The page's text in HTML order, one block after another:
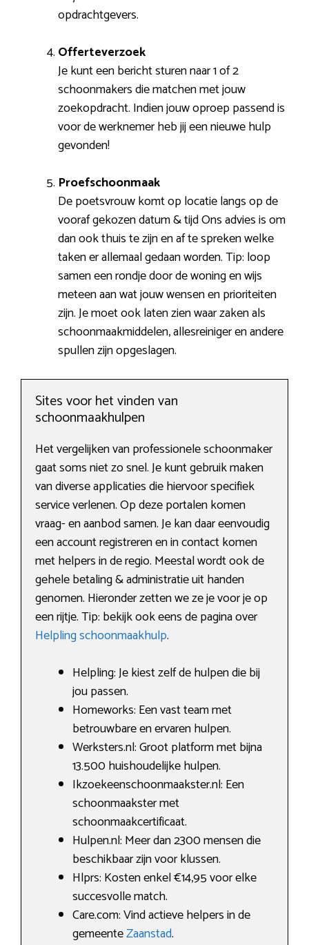
opdrachtgevers.
Offerteverzoek
Je kunt een bericht sturen naar 1 of 2
schoonmakers die matchen met jouw
zoekopdracht. Indien jouw oproep passend is
voor de werknemer heb jij een nieuwe hulp
gevonden!
Proefschoonmaak
De poetsvrouw komt op locatie langs op de
vooraf gekozen datum & tijd Ons advies is om
dan ook thuis te zijn en af te spreken welke
taken er allemaal gedaan worden. Tip: loop
samen een rondje door de woning en wijs
meteen aan wat jouw wensen en prioriteiten
zijn. Je moet ook laten zien waar zaken als
schoonmaakmiddelen, allesreiniger en andere
spullen zijn opgeslagen.
Sites voor het vinden van
schoonmaakhulpen
Het vergelijken van professionele schoonmaker
gaat soms niet zo snel. Je kunt gebruik maken
van diverse applicaties die hiervoor specifiek
service verlenen. Op deze portalen komen
vraag- en aanbod samen. Je kan daar eenvoudig
een account registreren en in contact komen
met helpers in de regio. Meestal wordt ook de
gehele betaling & administratie uit handen
genomen. Hieronder zetten we ze je voor je op
een rijtje. Tip: bekijk ook eens de pagina over
Helpling schoonmaakhulp.
Helpling: Je kiest zelf de hulpen die bij
jou passen.
Homeworks: Een vast team met
betrouwbare en ervaren hulpen.
Werksters.nl: Groot platform met bijna
13.500 huishoudelijke hulpen.
Ikzoekeenschoonmaakster.nl: Een
schoonmaakster met
schoonmaakcertificaat.
Hulpen.nl: Meer dan 2300 mensen die
beschikbaar zijn voor klussen.
Hlprs: Kosten enkel €14,95 voor elke
succesvolle match.
Care.com: Vind actieve helpers in de
gemeenteZaanstad.